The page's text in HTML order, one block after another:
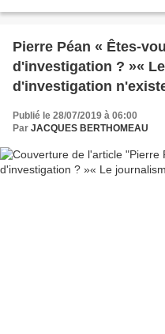
Pierre Péan « Êtes-vous un journaliste
d'investigation ? »«
d'investigation
Publié le 28/07/2019 à 06:00
Par JACQUES BERTHOMEAU